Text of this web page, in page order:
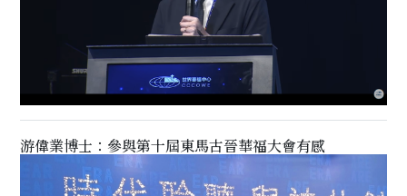
游偉業博士：參與第十屆東馬古晉華福大會有感